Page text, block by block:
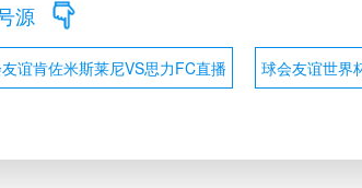
源
谊肯佐米斯莱尼VS思力FC直播 球会友谊世界